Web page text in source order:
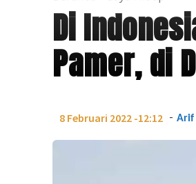
Di
Pamer, di
8 Februari 2022 -12:12 - Arif